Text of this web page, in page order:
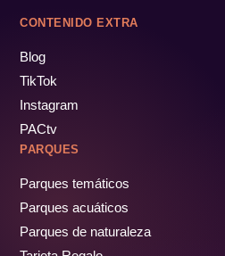
CONTENIDO EXTRA
Blog
TikTok
Instagram
PACtv
PARQUES
Parques temáticos
Parques acuáticos
Parques de naturaleza